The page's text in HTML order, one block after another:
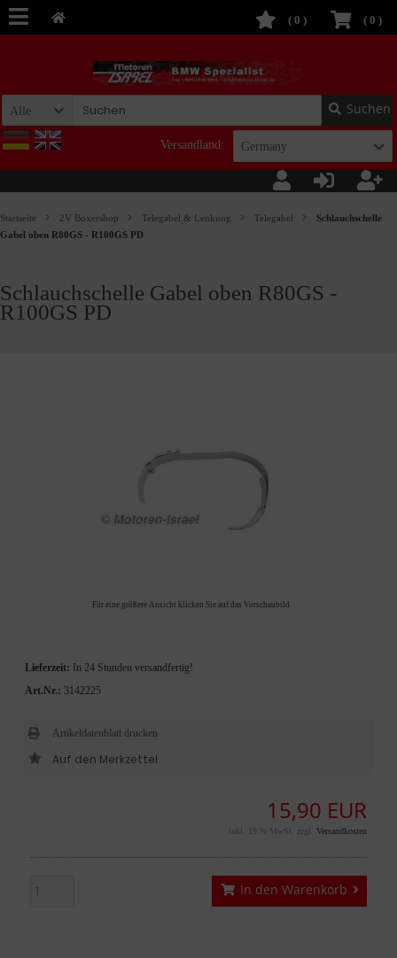
( 0 )
( 0 )
Alle Suchen
Versandland: Germany
Startseite 2V Boxershop Telegabel & Lenkung Telegabel
Schlauchschelle
Gabel oben R80GS - R100GS PD
Schlauchschelle Gabel oben R80GS -
R100GS PD
Für eine größere Ansicht klicken Sie auf das Vorschaubild
15,90 EUR
inkl. 19 % MwSt. zzgl. Versandkosten
In den Warenkorb
Lieferzeit:
In 24 Stunden versandfertig!
Art.Nr.: 3142225
Artikeldatenblatt drucken